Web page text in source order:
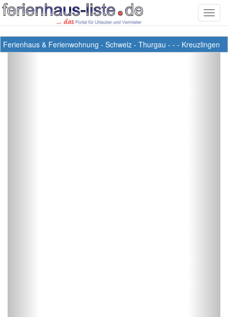
Ferienhaus & Ferienwohnung - Schweiz - Thurgau - - - Kreuzlingen